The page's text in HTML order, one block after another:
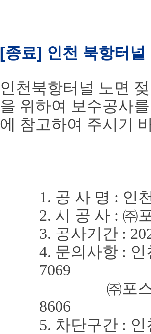
[종료] 인천 북항터
인천북항터널 노면
을 위하여 보수공사
에 참고하여 주시기
1. 공 사 명 : 인
2. 시 공 사 : ㈜
3. 공사기간 :
4. 문의사항 :
7069
㈜포
8606
5. 차단구간 :